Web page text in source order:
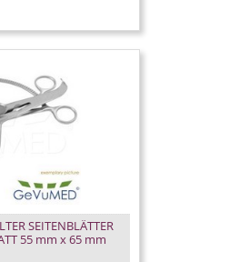
SEITENBLÄTTER
55 mm x 65 mm